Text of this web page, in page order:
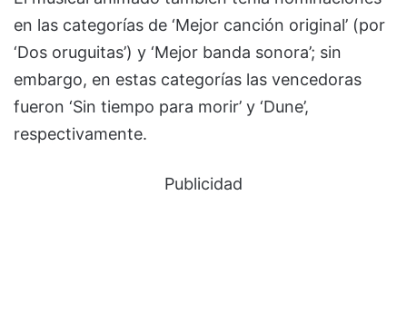
en las categorías de ‘Mejor canción original’ (por
‘Dos oruguitas’) y ‘Mejor banda sonora’; sin
embargo, en estas categorías las vencedoras
fueron ‘Sin tiempo para morir’ y ‘Dune’,
respectivamente.
Publicidad